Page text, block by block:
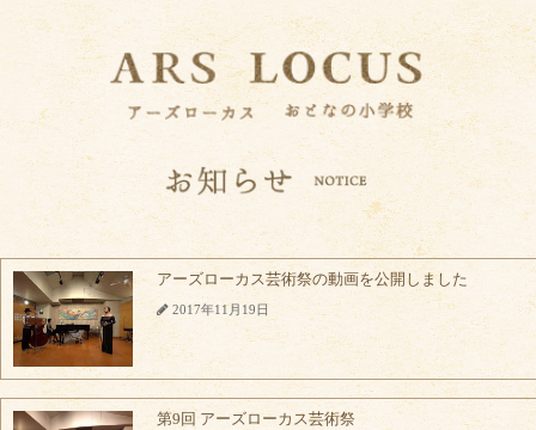
アーズローカス芸術祭の動画を公開しました
2017年11月19日
第9回 アーズローカス芸術祭